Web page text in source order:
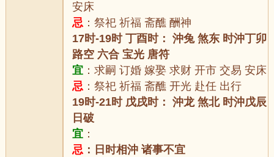
安床
忌 ：祭祀 祈福 斋醮 酬神
17时-19时 丁酉时： 沖兔 煞东 时沖丁卯
路空 六合 宝光 唐符
宜 ：求嗣 订婚 嫁娶 求财 开市 交易 安床
忌 ：祭祀 祈福 斋醮 开光 赴任 出行
19时-21时 戊戌时： 沖龙 煞北 时沖戊辰
日破
宜 ：
忌 ：日时相沖 诸事不宜